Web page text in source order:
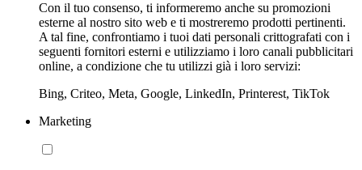
Con il tuo consenso, ti informeremo anche su promozioni
esterne al nostro sito web e ti mostreremo prodotti pertinenti.
A tal fine, confrontiamo i tuoi dati personali crittografati con i
seguenti fornitori esterni e utilizziamo i loro canali pubblicitari
online, a condizione che tu utilizzi già i loro servizi:
Bing, Criteo, Meta, Google, LinkedIn, Printerest, TikTok
Marketing